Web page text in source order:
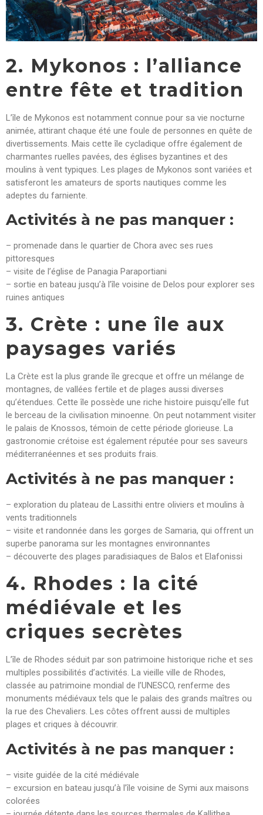
2. Mykonos : l’alliance
entre fête et tradition
L’île de Mykonos est notamment connue pour sa vie nocturne
animée, attirant chaque été une foule de personnes en quête de
divertissements. Mais cette île cycladique offre également de
charmantes ruelles pavées, des églises byzantines et des
moulins à vent typiques. Les plages de Mykonos sont variées et
satisferont les amateurs de sports nautiques comme les
adeptes du farniente.
Activités à ne pas manquer :
– promenade dans le quartier de Chora avec ses rues
pittoresques
– visite de l’église de Panagia Paraportiani
– sortie en bateau jusqu’à l’île voisine de Delos pour explorer ses
ruines antiques
3. Crète : une île aux
paysages variés
La Crète est la plus grande île grecque et offre un mélange de
montagnes, de vallées fertile et de plages aussi diverses
qu’étendues. Cette île possède une riche histoire puisqu’elle fut
le berceau de la civilisation minoenne. On peut notamment visiter
le palais de Knossos, témoin de cette période glorieuse. La
gastronomie crétoise est également réputée pour ses saveurs
méditerranéennes et ses produits frais.
Activités à ne pas manquer :
– exploration du plateau de Lassithi entre oliviers et moulins à
vents traditionnels
– visite et randonnée dans les gorges de Samaria, qui offrent un
superbe panorama sur les montagnes environnantes
– découverte des plages paradisiaques de Balos et Elafonissi
4. Rhodes : la cité
médiévale et les
criques secrètes
L’île de Rhodes séduit par son patrimoine historique riche et ses
multiples possibilités d’activités. La vieille ville de Rhodes,
classée au patrimoine mondial de l’UNESCO, renferme des
monuments médiévaux tels que le palais des grands maîtres ou
la rue des Chevaliers. Les côtes offrent aussi de multiples
plages et criques à découvrir.
Activités à ne pas manquer :
– visite guidée de la cité médiévale
– excursion en bateau jusqu’à l’île voisine de Symi aux maisons
colorées